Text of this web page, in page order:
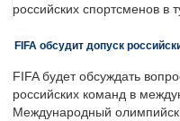
российских спортсменов в
FIFA обсудит допуск
FIFA будет обсуждать
российских команд в
Международный